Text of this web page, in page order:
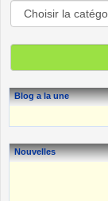
Blog a la une
Nouvelles